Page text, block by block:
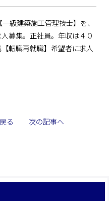
級建築施工管理技士】を、
募集。正社員。年収は４０
転職再就職】希望者に求人
る 次の記事へ